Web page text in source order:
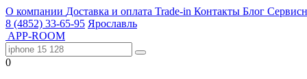
О компании Доставка и оплата Trade-in Контакты Блог
8 (4852) 33-65-95 Ярославль
APP-ROOM
0